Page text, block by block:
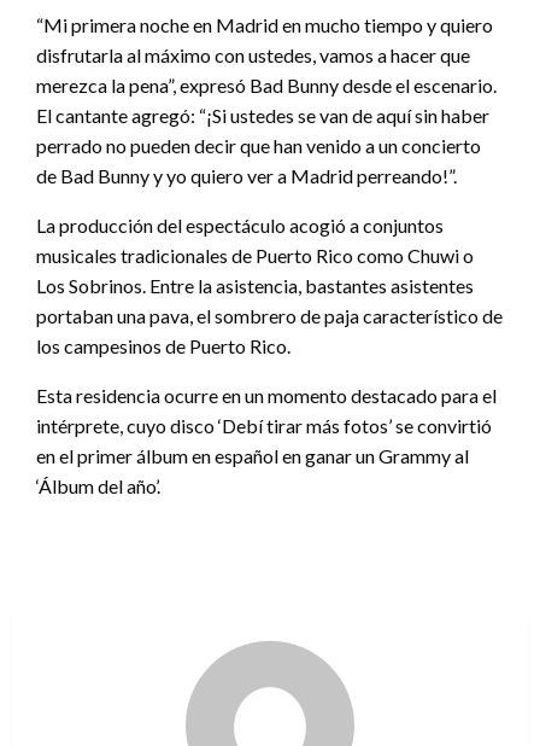
“Mi primera noche en Madrid en mucho tiempo y quiero
disfrutarla al máximo con ustedes, vamos a hacer que
merezca la pena”, expresó Bad Bunny desde el escenario.
El cantante agregó: “¡Si ustedes se van de aquí sin haber
perrado no pueden decir que han venido a un concierto
de Bad Bunny y yo quiero ver a Madrid perreando!”.
La producción del espectáculo acogió a conjuntos
musicales tradicionales de Puerto Rico como Chuwi o
Los Sobrinos. Entre la asistencia, bastantes asistentes
portaban una pava, el sombrero de paja característico de
los campesinos de Puerto Rico.
Esta residencia ocurre en un momento destacado para el
intérprete, cuyo disco ‘Debí tirar más fotos’ se convirtió
en el primer álbum en español en ganar un Grammy al
‘Álbum del año’.